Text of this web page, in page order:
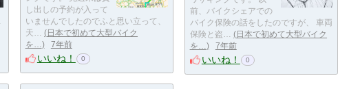
し出しの予約が入って
いませんでしたのでふと思い立って、
天…
日本で初めて大型バイク
を…
7年前
いいね！ 0
前、バイクシェアでの
バイク保険の話をしたのですが、 車両
保険と盗…
日本で初めて大型バイク
を…
7年前
いいね！ 0